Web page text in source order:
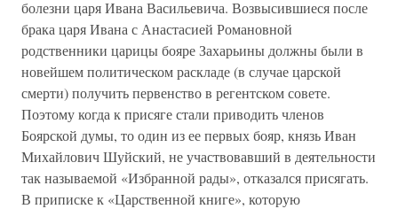
болезни царя Ивана Васильевича. Возвысившиеся после
брака царя Ивана с Анастасией Романовной
родственники царицы бояре Захарьины должны были в
новейшем политическом раскладе (в случае царской
смерти) получить первенство в регентском совете.
Поэтому когда к присяге стали приводить членов
Боярской думы, то один из ее первых бояр, князь Иван
Михайлович Шуйский, не участвовавший в деятельности
так называемой «Избранной рады», отказался присягать.
В приписке к «Царственной книге», которую